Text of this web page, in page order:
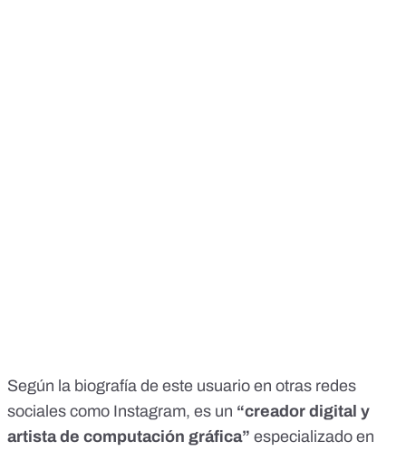
Según la biografía de este usuario en otras redes
sociales como Instagram, es un “creador digital y
artista de computación gráfica” especializado en